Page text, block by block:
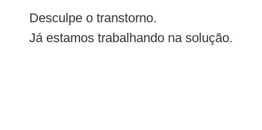
Desculpe o transtorno.
Já estamos trabalhando na solução.